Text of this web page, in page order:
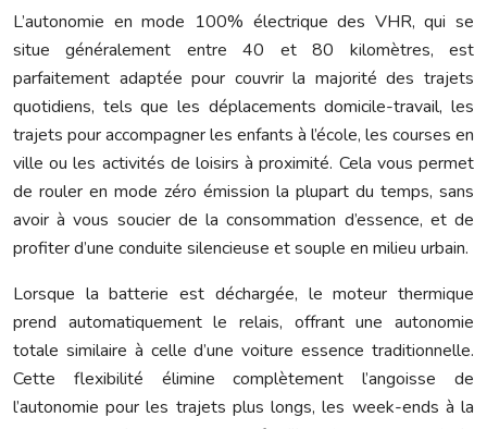
L’autonomie en mode 100% électrique des VHR, qui se
situe généralement entre 40 et 80 kilomètres, est
parfaitement adaptée pour couvrir la majorité des trajets
quotidiens, tels que les déplacements domicile-travail, les
trajets pour accompagner les enfants à l’école, les courses en
ville ou les activités de loisirs à proximité. Cela vous permet
de rouler en mode zéro émission la plupart du temps, sans
avoir à vous soucier de la consommation d’essence, et de
profiter d’une conduite silencieuse et souple en milieu urbain.
Lorsque la batterie est déchargée, le moteur thermique
prend automatiquement le relais, offrant une autonomie
totale similaire à celle d’une voiture essence traditionnelle.
Cette flexibilité élimine complètement l’angoisse de
l’autonomie pour les trajets plus longs, les week-ends à la